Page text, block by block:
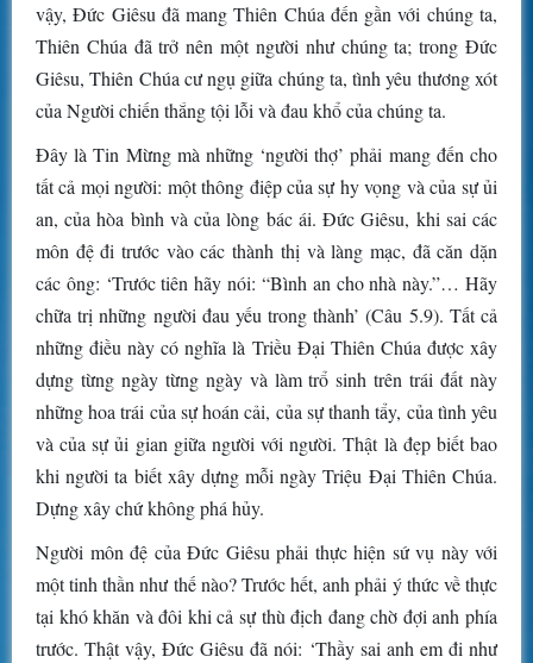
vậy, Đức Giêsu đã mang Thiên Chúa đến gần với chúng ta,
Thiên Chúa đã trở nên một người như chúng ta; trong Đức
Giêsu, Thiên Chúa cư ngụ giữa chúng ta, tình yêu thương xót
của Người chiến thắng tội lỗi và đau khổ của chúng ta.
Đây là Tin Mừng mà những ‘người thợ’ phải mang đến cho
tất cả mọi người: một thông điệp của sự hy vọng và của sự ủi
an, của hòa bình và của lòng bác ái. Đức Giêsu, khi sai các
môn đệ đi trước vào các thành thị và làng mạc, đã căn dặn
các ông: ‘Trước tiên hãy nói: “Bình an cho nhà này.”… Hãy
chữa trị những người đau yếu trong thành’ (Câu 5.9). Tất cả
những điều này có nghĩa là Triều Đại Thiên Chúa được xây
dựng từng ngày từng ngày và làm trổ sinh trên trái đất này
những hoa trái của sự hoán cải, của sự thanh tẩy, của tình yêu
và của sự ủi gian giữa người với người. Thật là đẹp biết bao
khi người ta biết xây dựng mỗi ngày Triệu Đại Thiên Chúa.
Dựng xây chứ không phá hủy.
Người môn đệ của Đức Giêsu phải thực hiện sứ vụ này với
một tinh thần như thế nào? Trước hết, anh phải ý thức về thực
tại khó khăn và đôi khi cả sự thù địch đang chờ đợi anh phía
trước. Thật vậy, Đức Giêsu đã nói: ‘Thầy sai anh em đi như